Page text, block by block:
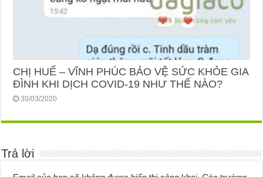
CHỊ HUẾ – VĨNH PHÚC BẢO VỆ SỨC KHỎE GIA
ĐÌNH KHI DỊCH COVID-19 NHƯ THẾ NÀO?
30/03/2020
Trả lời